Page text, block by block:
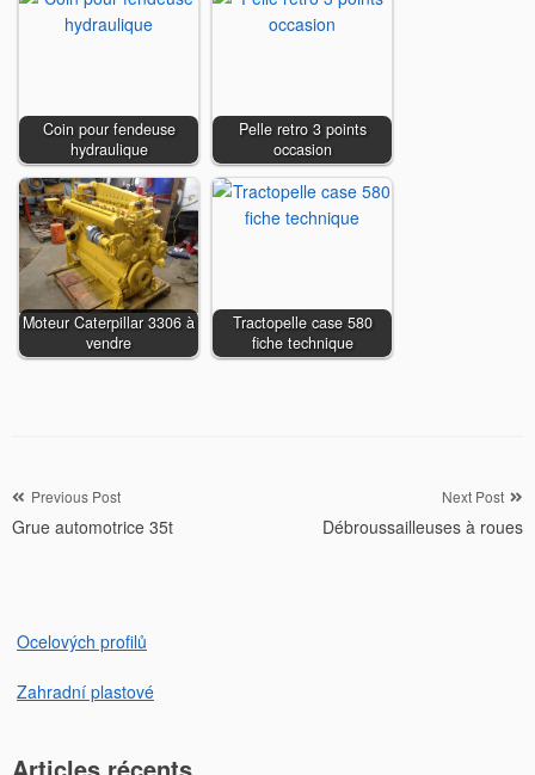
Coin pour fendeuse
hydraulique
Pelle retro 3 points
occasion
Moteur Caterpillar 3306 à
vendre
Tractopelle case 580
fiche technique
Navigation
de
Previous Post
Grue automotrice 35t
Next Post
Débroussailleuses à roues
Ocelových profilů
Zahradní plastové